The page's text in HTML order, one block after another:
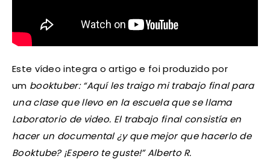
Este vídeo integra o artigo e foi produzido por
um booktuber: “Aquí les traigo mi trabajo final para
una clase que llevo en la escuela que se llama
Laboratorio de video. El trabajo final consistía en
hacer un documental ¿y que mejor que hacerlo de
Booktube? ¡Espero te guste!” Alberto R.